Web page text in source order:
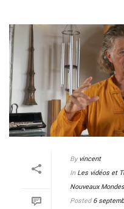
By vincent
In Les vidéos et
Nouveaux Mondes
Posted 6